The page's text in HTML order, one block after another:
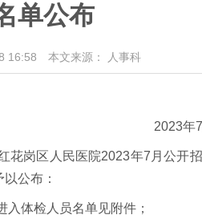
单公布
16:58 本文来源： 人事科
2023年
区人民医院2023年7月公开招
公布：
体检人员名单见附件；